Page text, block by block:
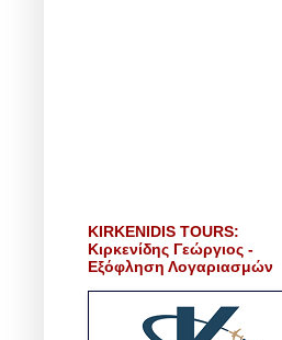
KIRKENIDIS TOURS:
Κιρκενίδης Γεώργιος -
Εξόφληση Λογαριασμών